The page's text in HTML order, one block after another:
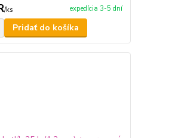
/ks expedícia 3-5 dní
Pridať do košíka